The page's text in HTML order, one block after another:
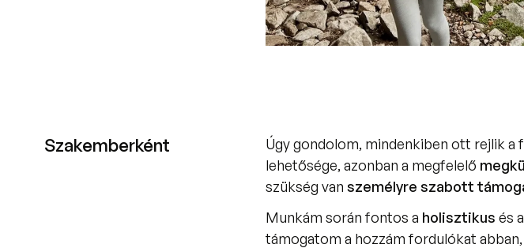
Szakemberként Úgy gondolom, mindenkiben ott rejlik a
lehetősége, azonban a megfelelő
szükség van személyre szabott
Munkám során fontos a holisztikus és a
támogatom a hozzám fordulókat